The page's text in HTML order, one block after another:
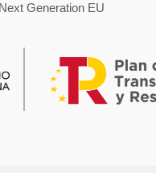
Generation EU